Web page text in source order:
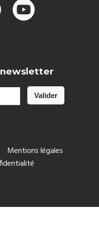
Mentions légales